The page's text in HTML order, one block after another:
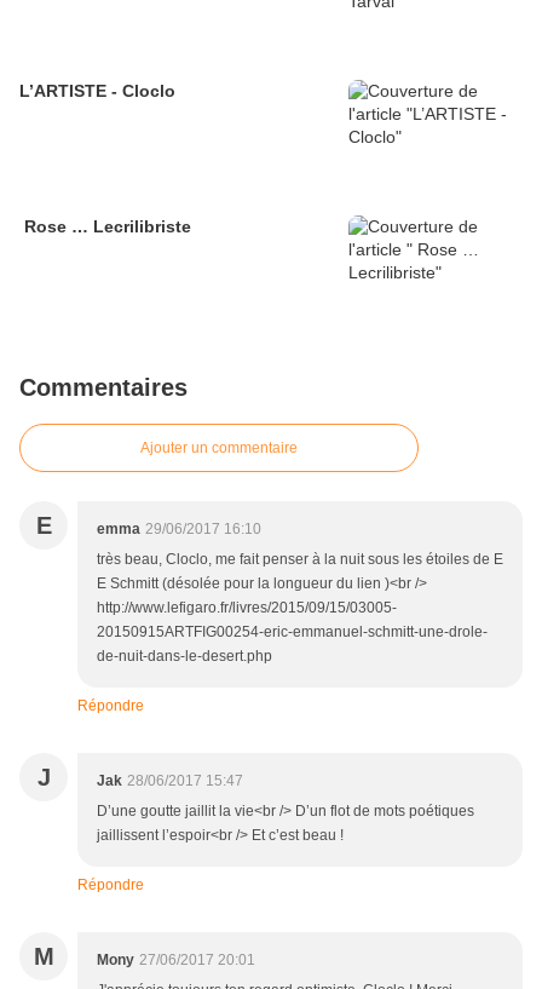
L’ARTISTE - Cloclo
Rose … Lecrilibriste
Commentaires
Ajouter un commentaire
E emma 29/06/2017 16:10
très beau, Cloclo, me fait penser à la nuit sous les étoiles de E
E Schmitt (désolée pour la longueur du lien )<br />
http://www.lefigaro.fr/livres/2015/09/15/03005-
20150915ARTFIG00254-eric-emmanuel-schmitt-une-drole-
de-nuit-dans-le-desert.php
Répondre
J Jak 28/06/2017 15:47
D’une goutte jaillit la vie<br /> D’un flot de mots poétiques
jaillissent l’espoir<br /> Et c’est beau !
Répondre
M Mony 27/06/2017 20:01